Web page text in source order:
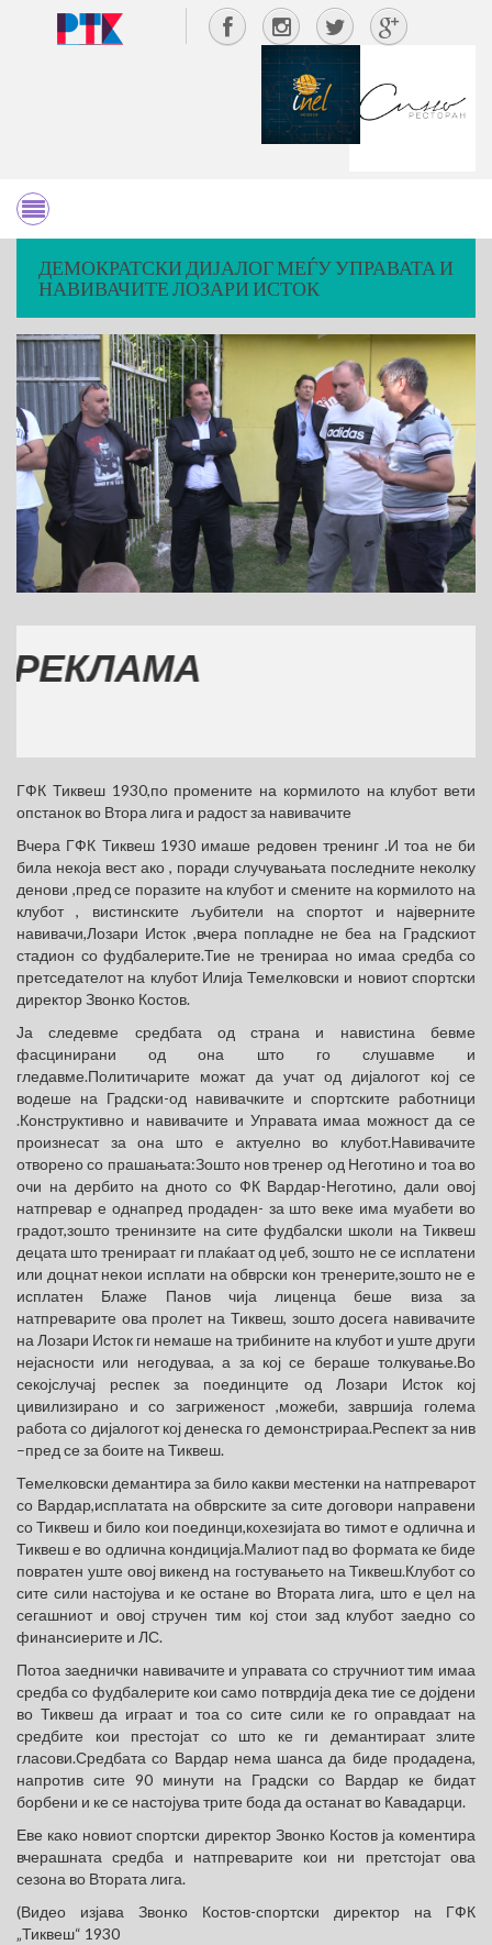
ДЕМОКРАТСКИ ДИЈАЛОГ МЕЃУ УПРАВАТА И
НАВИВАЧИТЕ ЛОЗАРИ ИСТОК
ГФК Тиквеш 1930,по промените на кормилото на клубот вети
опстанок во Втора лига и радост за навивачите
Вчера ГФК Тиквеш 1930 имаше редовен тренинг .И тоа не би
била некоја вест ако , поради случувањата последните неколку
денови ,пред се поразите на клубот и смените на кормилото на
клубот , вистинските љубители на спортот и најверните
навивачи,Лозари Исток ,вчера попладне не беа на Градскиот
стадион со фудбалерите.Тие не тренираа но имаа средба со
претседателот на клубот Илија Темелковски и новиот спортски
директор Звонко Костов.
Ја следевме средбата од страна и навистина бевме
фасцинирани од она што го слушавме и
гледавме.Политичарите можат да учат од дијалогот кој се
водеше на Градски-од навивачките и спортските работници
.Конструктивно и навивачите и Управата имаа можност да се
произнесат за она што е актуелно во клубот.Навивачите
отворено со прашањата:Зошто нов тренер од Неготино и тоа во
очи на дербито на дното со ФК Вардар-Неготино, дали овој
натпревар е однапред продаден- за што веке има муабети во
градот,зошто тренинзите на сите фудбалски школи на Тиквеш
децата што тренираат ги плаќаат од џеб, зошто не се исплатени
или доцнат некои исплати на обврски кон тренерите,зошто не е
исплатен Блаже Панов чија лиценца беше виза за
натпреварите ова пролет на Тиквеш, зошто досега навивачите
на Лозари Исток ги немаше на трибините на клубот и уште други
нејасности или негодуваа, а за кој се бераше толкување.Во
секојслучај респек за поединците од Лозари Исток кој
цивилизирано и со загриженост ,можеби, завршија голема
работа со дијалогот кој денеска го демонстрираа.Респект за нив
–пред се за боите на Тиквеш.
Темелковски демантира за било какви местенки на натпреварот
со Вардар,исплатата на обврските за сите договори направени
со Тиквеш и било кои поединци,кохезијата во тимот е одлична и
Тиквеш е во одлична кондиција.Малиот пад во формата ке биде
повратен уште овој викенд на гостувањето на Тиквеш.Клубот со
сите сили настојува и ке остане во Втората лига, што е цел на
сегашниот и овој стручен тим кој стои зад клубот заедно со
финансиерите и ЛС.
Потоа заеднички навивачите и управата со стручниот тим имаа
средба со фудбалерите кои само потврдија дека тие се дојдени
во Тиквеш да играат и тоа со сите сили ке го оправдаат на
средбите кои престојат со што ке ги демантираат злите
гласови.Средбата со Вардар нема шанса да биде продадена,
напротив сите 90 минути на Градски со Вардар ке бидат
борбени и ке се настојува трите бода да останат во Кавадарци.
Еве како новиот спортски директор Звонко Костов ја коментира
вчерашната средба и натпреварите кои ни претстојат ова
сезона во Втората лига.
(Видео изјава Звонко Костов-спортски директор на ГФК
„Тиквеш“ 1930